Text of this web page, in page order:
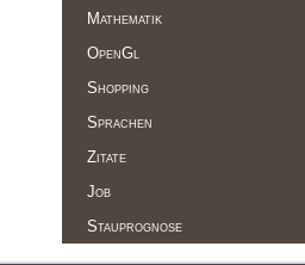
Mathematik
OpenGl
Shopping
Sprachen
Zitate
Job
Stauprognose